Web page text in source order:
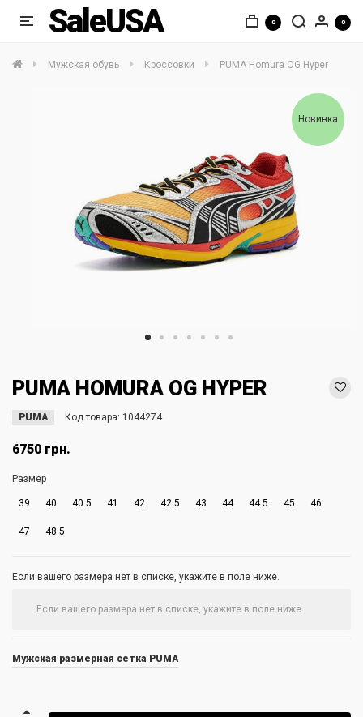
SaleUSA 0 0
Мужская обувь Кроссовки PUMA Homura OG Hyper
Новинка
PUMA HOMURA OG HYPER
PUMA Код товара: 1044274
6750 грн.
Размер
39 40 40.5 41 42 42.5 43 44 44.5 45 46
47 48.5
Если вашего размера нет в списке, укажите в поле ниже.
Мужская размерная сетка PUMA